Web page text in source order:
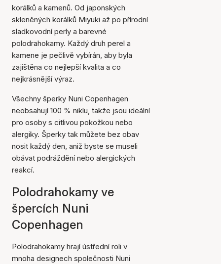
korálků a kamenů. Od japonských
skleněných korálků Miyuki až po přírodní
sladkovodní perly a barevné
polodrahokamy. Každý druh perel a
kamene je pečlivě vybírán, aby byla
zajištěna co nejlepší kvalita a co
nejkrásnější výraz.
Všechny šperky Nuni Copenhagen
neobsahují 100 % niklu, takže jsou ideální
pro osoby s citlivou pokožkou nebo
alergiky. Šperky tak můžete bez obav
nosit každý den, aniž byste se museli
obávat podráždění nebo alergických
reakcí.
Polodrahokamy ve
špercích Nuni
Copenhagen
Polodrahokamy hrají ústřední roli v
mnoha designech společnosti Nuni